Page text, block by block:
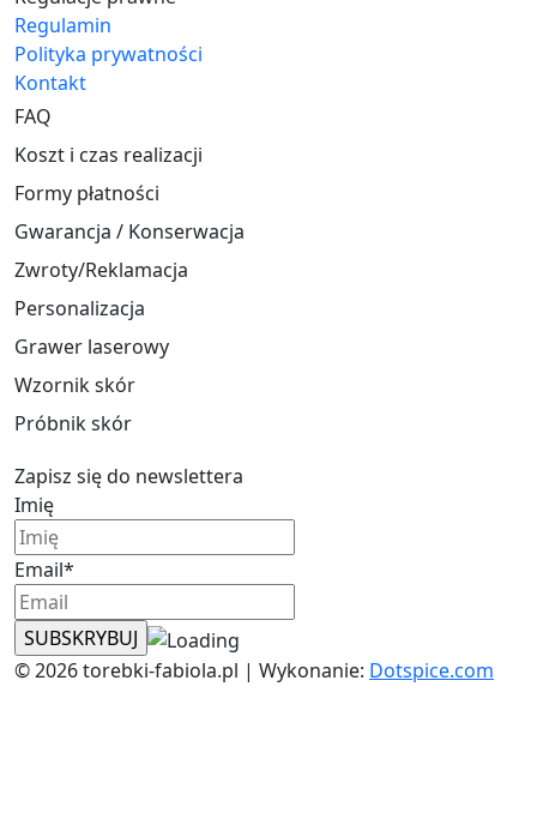
Regulamin
Polityka prywatności
Kontakt
FAQ
Koszt i czas realizacji
Formy płatności
Gwarancja / Konserwacja
Zwroty/Reklamacja
Personalizacja
Grawer laserowy
Wzornik skór
Próbnik skór
Zapisz się do newslettera
Imię
Email*
© 2026 torebki-fabiola.pl | Wykonanie: Dotspice.com